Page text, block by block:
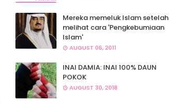
Mereka memeluk Islam setelah
melihat cara 'Pengkebumiaan
Islam'
AUGUST 06, 2011
INAI DAMIA: INAI 100% DAUN
POKOK
AUGUST 30, 2018